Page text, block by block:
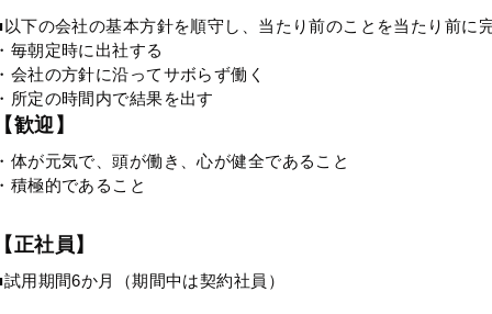
以下の会社の基本方針を順守し、当たり前のことを当たり前に
毎朝定時に出社する
会社の方針に沿ってサボらず働く
所定の時間内で結果を出す
歓迎】
体が元気で、頭が働き、心が健全であること
積極的であること
正社員】
試用期間6か月（期間中は契約社員）